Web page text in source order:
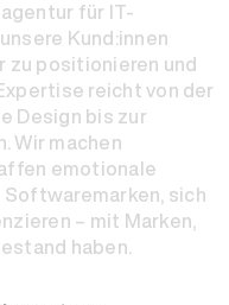
für IT-
Kund:innen
zu positionieren und
reicht von der
Design bis zur
Wir machen
emotionale
sich
– mit Marken,
haben.